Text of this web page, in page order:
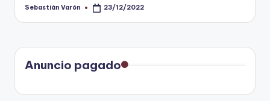
Publicado
Sebastián Varón 23/12/2022
Anuncio pagado